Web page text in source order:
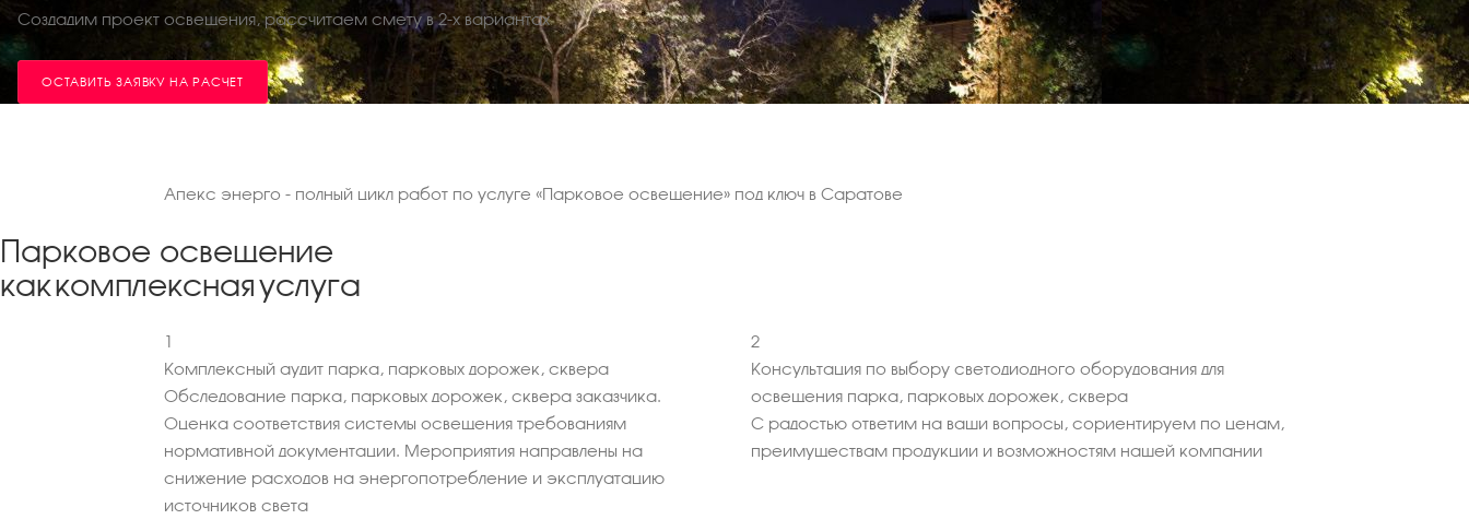
Создадим проект освещения, рассчитаем смету в 2-х вариантах
ОСТАВИТЬ ЗАЯВКУ НА РАСЧЕТ
Апекс энерго - полный цикл работ по услуге «Парковое освещение» под ключ в Саратове
Парковое освещение
как комплексная услуга
1
Комплексный аудит парка, парковых дорожек, сквера
Обследование парка, парковых дорожек, сквера заказчика.
Оценка соответствия системы освещения требованиям
нормативной документации. Мероприятия направлены на
снижение расходов на энергопотребление и эксплуатацию
источников света
2
Консультация по выбору светодиодного оборудования для
освещения парка, парковых дорожек, сквера
С радостью ответим на ваши вопросы, сориентируем по ценам,
преимуществам продукции и возможностям нашей компании